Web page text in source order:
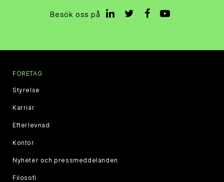
Besök oss på
FÖRETAG
Styrelse
Karriär
Efterlevnad
Kontor
Nyheter och pressmeddelanden
Filosofi